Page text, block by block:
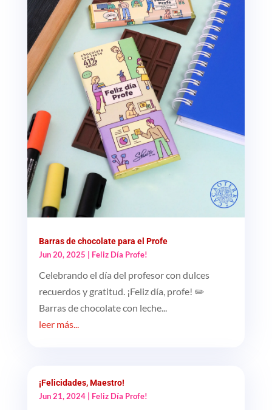
Barras de chocolate para el Profe
Jun 20, 2025
Feliz Día Profe!
Celebrando el día del profesor con dulces
recuerdos y gratitud. ¡Feliz día, profe! ✏️
Barras de chocolate con leche...
leer más...
¡Felicidades, Maestro!
Jun 21, 2024| Feliz Día Profe!